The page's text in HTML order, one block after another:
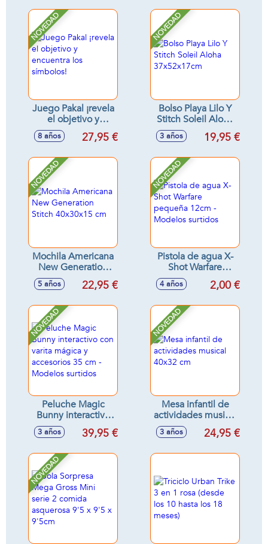
NOVEDAD
Juego Pakal ¡revela
el objetivo y
encuentra los
símbolos!
8 años 27,95 €
NOVEDAD
Bolso Playa Lilo Y
Stitch Soleil Aloha
37x52x17cm
3 años 19,95 €
NOVEDAD
Mochila Americana
New Generation
Stitch 40x30x15 cm
5 años 22,95 €
NOVEDAD
Pistola de agua X-
Shot Warfare
pequeña 12cm -
Modelos surtidos
4 años 2,00 €
NOVEDAD
Peluche Magic
Bunny interactivo
con varita mágica y
accesorios 35 cm -
3 años 39,95 €
NOVEDAD
Mesa infantil de
actividades musical
40x32 cm
3 años 24,95 €
NOVEDAD